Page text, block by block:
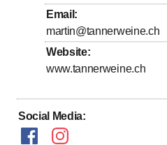
Freitag
Samstag
Sonntag
Email :
martin@tannerweine.ch
Website:
www.tannerweine.ch
Social Media: